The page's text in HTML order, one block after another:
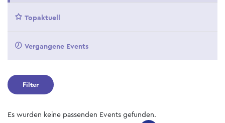
Topaktuell
Vergangene Events
Filter
Es wurden keine passenden Events gefunden.